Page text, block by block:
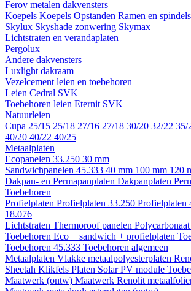
Ferov metalen dakvensters
Koepels Koepels Opstanden Ramen en spindels
Skylux Skyshade zonwering Skymax
Lichtstraten en verandaplaten
Pergolux
Andere dakvensters
Luxlight dakraam
Vezelcement leien en toebehoren
Leien Cedral SVK
Toebehoren leien Eternit SVK
Natuurleien
Cupa 25/15 25/18 27/16 27/18 30/20 32/22 35/
40/20 40/22 40/25
Metaalplaten
Ecopanelen 33.250 30 mm
Sandwichpanelen 45.333 40 mm 100 mm 120
Dakpan- en Permapanplaten Dakpanplaten
Toebehoren
Profielplaten Profielplaten 33.250 Profielplaten
18.076
Lichtstraten Thermoroof panelen
Toebehoren Eco + sandwich + profielplaten
Toebehoren 45.333 Toebehoren algemeen
Metaalplaten Vlakke metaalpolyesterplaten
Sheetah Klikfels Platen Solar PV module
Maatwerk (ontw) Maatwerk Renolit